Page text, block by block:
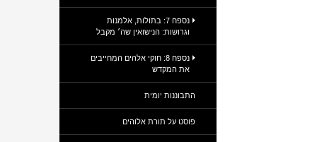
נספח 7: בתולות, אלמנות
וגרושות: הנישואין שה׳ מקבל
נספח 8: חוקי אלהים המחייבים
את המקדש
התבוננות יומית
פוסט על תורת אלוהים